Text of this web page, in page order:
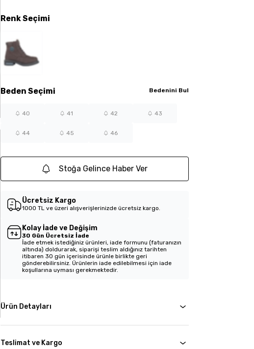
Beden Seçimi Bedenini Bul
40 41 42 43
44 45 46
RenkSeçimi
Stoğa Gelince Haber Ver
Ücretsiz Kargo
1000 TL ve üzeri alışverişlerinizde ücretsiz kargo.
Kolay İade ve Değişim
30 Gün Ücretsiz İade
İade etmek istediğiniz ürünleri, iade formunu (faturanızın
altında) doldurarak, siparişi teslim aldığınız tarihten
itibaren 30 gün içerisinde ürünle birlikte geri
gönderebilirsiniz. Ürünlerin iade edilebilmesi için iade
koşullarına uyması gerekmektedir.
Ürün Detayları
Teslimat ve Kargo